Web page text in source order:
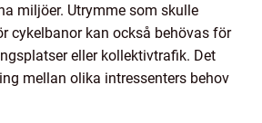
miljöer. Utrymme som skulle
cykelbanor kan också behövas för
eller kollektivtrafik. Det
mellan olika intressenters behov